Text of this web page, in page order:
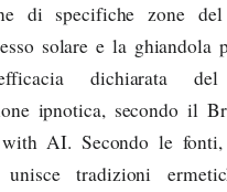
di specifiche zone
solare e la ghiandola
dichiarata
ipnotica, secondo il
with AI. Secondo le
unisce tradizioni